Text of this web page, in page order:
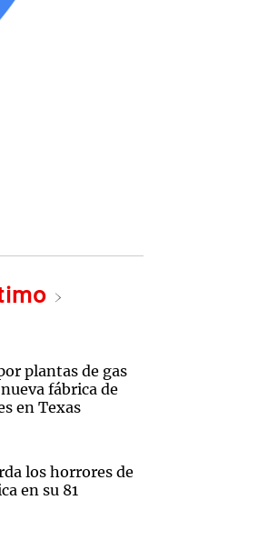
plantas de gas
fábrica de
en Texas
los horrores de
en su 81